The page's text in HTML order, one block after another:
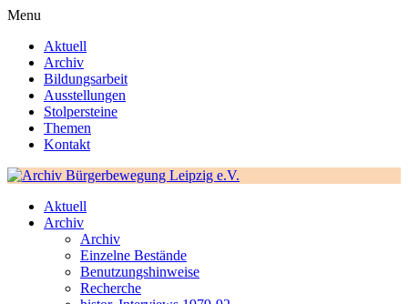
Menu
Aktuell
Archiv
Bildungsarbeit
Ausstellungen
Stolpersteine
Themen
Kontakt
Aktuell
Archiv
Archiv
Einzelne Bestände
Benutzungshinweise
Recherche